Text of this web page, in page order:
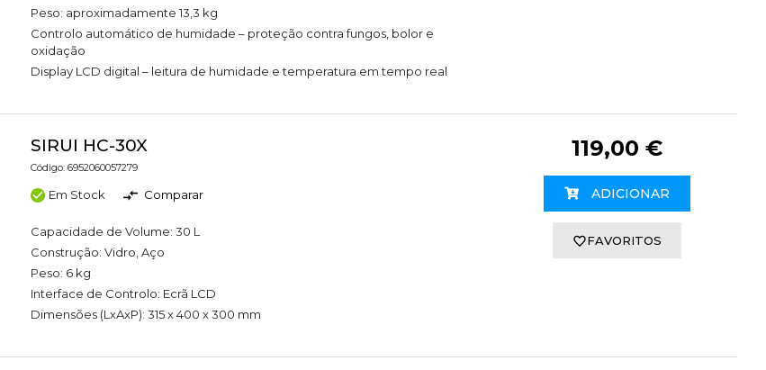
Peso: aproximadamente 13,3 kg
Controlo automático de humidade – proteção contra fungos, bolor e
oxidação
Display LCD digital – leitura de humidade e temperatura em tempo real
SIRUI HC-30X
Código: 6952060057279
Em Stock Comparar
Capacidade de Volume: 30 L
Construção: Vidro, Aço
Peso: 6 kg
Interface de Controlo: Ecrã LCD
Dimensões (LxAxP): 315 x 400 x 300 mm
119,00 €
ADICIONAR
FAVORITOS